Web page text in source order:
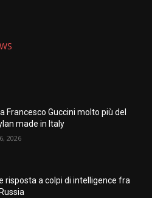
Francesco Guccini molto più del
made in Italy
2026
risposta a colpi di intelligence fra